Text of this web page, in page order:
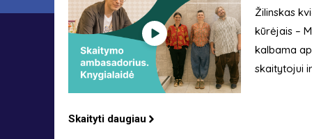
Žilinskas
kūrėjais –
kalbama
skaitytojui
Skaityti daugiau